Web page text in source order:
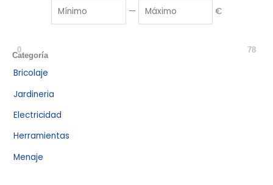
— €
0 78
Categoría
Bricolaje
Jardineria
Electricidad
Herramientas
Menaje